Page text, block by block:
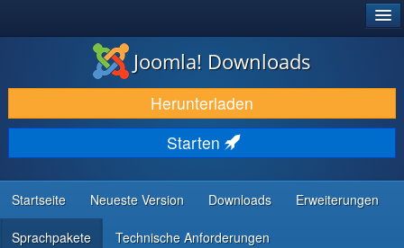
DOWNLOAD & ERWEITERN
ENTDECKEN & LERNEN
COMMUNITY & SUPPORT
RESSOURCEN FÜR ENTWICKLER
Joomla! Downloads
Herunterladen
Starten
Startseite Neueste Version Downloads Erweiterungen
Sprachpakete Technische Anforderungen